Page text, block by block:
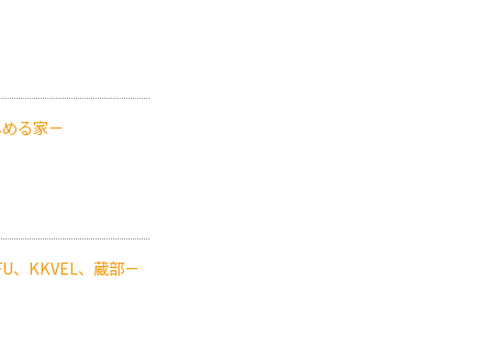
る家－
、KKVEL、蔵部－